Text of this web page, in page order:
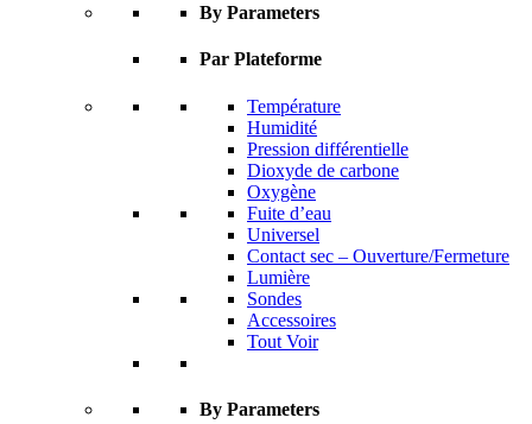
By Parameters
Par Plateforme
Température
Humidité
Pression différentielle
Dioxyde de carbone
Oxygène
Fuite d’eau
Universel
Contact sec – Ouverture/Fermeture
Lumière
Sondes
Accessoires
Tout Voir
By Parameters